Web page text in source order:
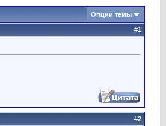
Опции темы
#1
#2